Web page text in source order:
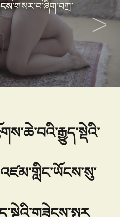
གསར་བ་ཞིག་བཀྲ་
རྩེད་ར་